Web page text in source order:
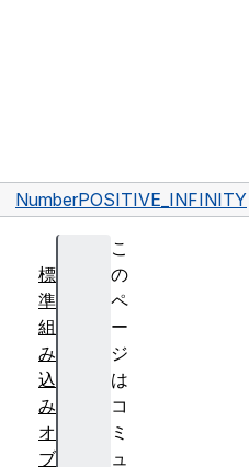
NumberPOSITIVE_INFINITY
こ
の
ペ
ー
ジ
は
コ
ミ
ュ
標
準
組
み
込
み
オ
ブ